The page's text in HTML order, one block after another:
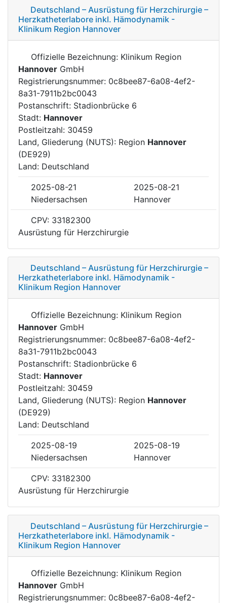
Deutschland – Ausrüstung für Herzchirurgie –
Herzkatheterlabore inkl. Hämodynamik -
Klinikum Region Hannover
Offizielle Bezeichnung: Klinikum Region
Hannover GmbH
Registrierungsnummer: 0c8bee87-6a08-4ef2-
8a31-7911b2bc0043
Postanschrift: Stadionbrücke 6
Stadt: Hannover
Postleitzahl: 30459
Land, Gliederung (NUTS): Region Hannover
(DE929)
Land: Deutschland
2025-08-21
2025-08-21
Niedersachsen
Hannover
CPV: 33182300
Ausrüstung für Herzchirurgie
Deutschland – Ausrüstung für Herzchirurgie –
Herzkatheterlabore inkl. Hämodynamik -
Klinikum Region Hannover
Offizielle Bezeichnung: Klinikum Region
Hannover GmbH
Registrierungsnummer: 0c8bee87-6a08-4ef2-
8a31-7911b2bc0043
Postanschrift: Stadionbrücke 6
Stadt: Hannover
Postleitzahl: 30459
Land, Gliederung (NUTS): Region Hannover
(DE929)
Land: Deutschland
2025-08-19
2025-08-19
Niedersachsen
Hannover
CPV: 33182300
Ausrüstung für Herzchirurgie
Deutschland – Ausrüstung für Herzchirurgie –
Herzkatheterlabore inkl. Hämodynamik -
Klinikum Region Hannover
Offizielle Bezeichnung: Klinikum Region
Hannover GmbH
Registrierungsnummer: 0c8bee87-6a08-4ef2-